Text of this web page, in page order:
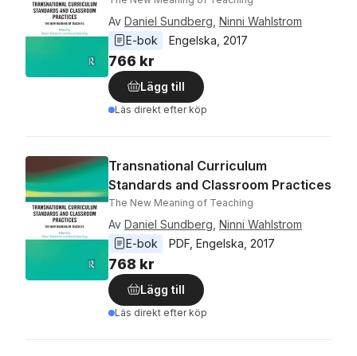
Av Daniel Sundberg Ninni Wahlstrom
E-bok
Engelska 2017
766 kr
Lägg till
Läs direkt efter köp
Transnational Curriculum
Standards and Classroom Practices
The New Meaning of Teaching
Av Daniel Sundberg Ninni Wahlstrom
E-bok
PDF Engelska 2017
768 kr
Lägg till
Läs direkt efter köp